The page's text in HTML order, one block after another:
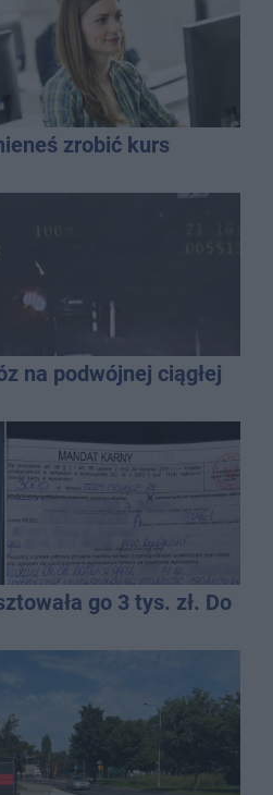
zrobić kurs
na podwójnej ciągłej
go 3 tys. zł. Do